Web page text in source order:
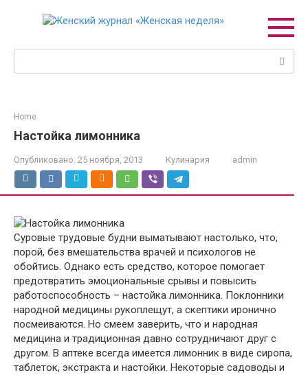
Поиск:
Home
Настойка лимонника
Опубликовано: 25 ноября, 2013 Кулинария admin
Суровые трудовые будни выматывают настолько, что,
порой, без вмешательства врачей и психологов не
обойтись. Однако есть средство, которое помогает
предотвратить эмоциональные срывы и повысить
работоспособность – настойка лимонника. Поклонники
народной медицины рукоплещут, а скептики иронично
посмеиваются. Но смеем заверить, что и народная
медицина и традиционная давно сотрудничают друг с
другом. В аптеке всегда имеется лимонник в виде сиропа,
таблеток, экстракта и настойки. Некоторые садоводы и